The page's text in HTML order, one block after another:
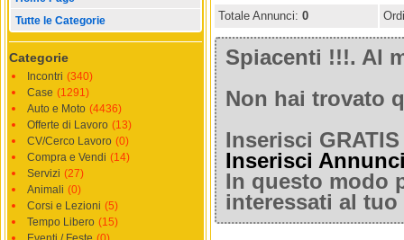
Tutte le Categorie
Categorie
Incontri (340)
Case (1291)
Auto e Moto (4436)
Offerte di Lavoro (13)
CV/Cerco Lavoro (0)
Compra e Vendi (14)
Servizi (27)
Animali (0)
Corsi e Lezioni (5)
Tempo Libero (15)
Totale Annunci: 0
Spiacenti !!!. Al
Non hai trovato
Inserisci
Inserisci
In questo modo
interessati al